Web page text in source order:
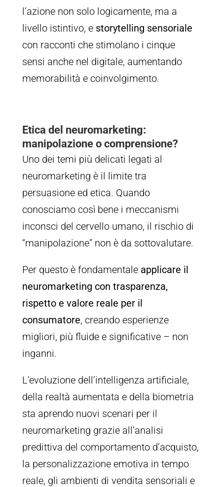
l’azione non solo logicamente, ma a
livello istintivo, e storytelling sensoriale
con racconti che stimolano i cinque
sensi anche nel digitale, aumentando
memorabilità e coinvolgimento.
Etica del neuromarketing:
manipolazione o comprensione?
Uno dei temi più delicati legati al
neuromarketing è il limite tra
persuasione ed etica. Quando
conosciamo così bene i meccanismi
inconsci del cervello umano, il rischio di
“manipolazione” non è da sottovalutare.
Per questo è fondamentale applicare il
neuromarketing con trasparenza,
rispetto e valore reale per il
consumatore, creando esperienze
migliori, più fluide e significative – non
inganni.
L’evoluzione dell’intelligenza artificiale,
della realtà aumentata e della biometria
sta aprendo nuovi scenari per il
neuromarketing grazie all’analisi
predittiva del comportamento d’acquisto,
la personalizzazione emotiva in tempo
reale, gli ambienti di vendita sensoriali e